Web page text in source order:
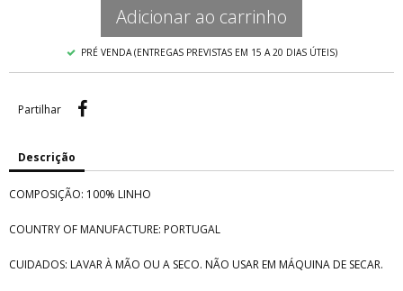
Adicionar ao carrinho
PRÉ VENDA (ENTREGAS PREVISTAS EM 15 A 20 DIAS ÚTEIS)
Partilhar
Descrição
COMPOSIÇÃO: 100% LINHO
COUNTRY OF MANUFACTURE: PORTUGAL
CUIDADOS: LAVAR À MÃO OU A SECO. NÃO USAR EM MÁQUINA DE SECAR.